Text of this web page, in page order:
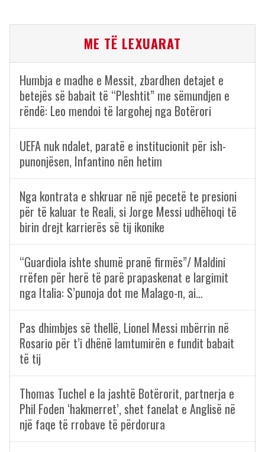
ME TË LEXUARAT
Humbja e madhe e Messit, zbardhen detajet e
betejës së babait të “Pleshtit” me sëmundjen e
rëndë: Leo mendoi të largohej nga Botërori
UEFA nuk ndalet, paratë e institucionit për ish-
punonjësen, Infantino nën hetim
Nga kontrata e shkruar në një pecetë te presioni
për të kaluar te Reali, si Jorge Messi udhëhoqi të
birin drejt karrierës së tij ikonike
“Guardiola ishte shumë pranë firmës”/ Maldini
rrëfen për herë të parë prapaskenat e largimit
nga Italia: S’punoja dot me Malago-n, ai…
Pas dhimbjes së thellë, Lionel Messi mbërrin në
Rosario për t’i dhënë lamtumirën e fundit babait
të tij
Thomas Tuchel e la jashtë Botërorit, partnerja e
Phil Foden ‘hakmerret’, shet fanelat e Anglisë në
një faqe të rrobave të përdorura